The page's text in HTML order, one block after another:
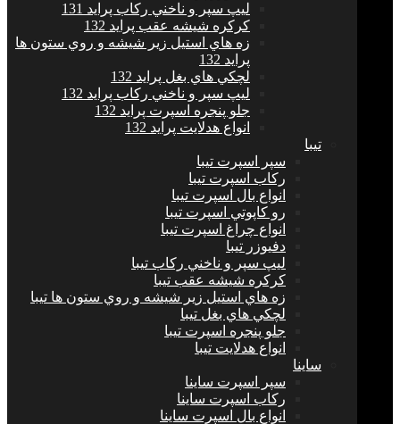
ليپ سپر و ناخني ركاب پراید 131
كركره شيشه عقب پراید 132
زه هاي استيل زير شيشه و روي ستون ها
پراید 132
لچكي هاي بغل پراید 132
ليپ سپر و ناخني ركاب پراید 132
جلو پنجره اسپرت پراید 132
انواع هدلايت پراید 132
تيبا
سپر اسپرت تیبا
ركاب اسپرت تیبا
انواع بال اسپرت تیبا
رو كاپوتي اسپرت تیبا
انواع چراغ اسپرت تیبا
دفيوزر تیبا
ليپ سپر و ناخني ركاب تیبا
كركره شيشه عقب تیبا
زه هاي استيل زير شيشه و روي ستون ها تیبا
لچكي هاي بغل تیبا
جلو پنجره اسپرت تیبا
انواع هدلايت تیبا
ساينا
سپر اسپرت ساینا
ركاب اسپرت ساینا
انواع بال اسپرت ساینا